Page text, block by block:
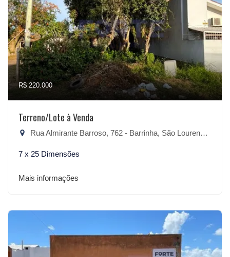
R$ 220.000
Terreno/Lote à Venda
Rua Almirante Barroso, 762 - Barrinha, São Lourenço do Sul-RS
7 x 25 Dimensões
Mais informações